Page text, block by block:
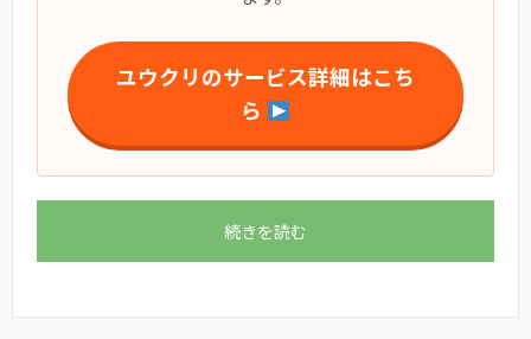
ユウクリのサービス詳細はこち
ら
続きを読む